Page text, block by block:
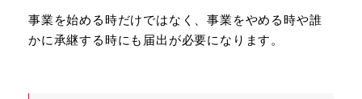
事業を始める時だけではなく、事業をやめる時や誰
かに承継する時にも届出が必要になります。